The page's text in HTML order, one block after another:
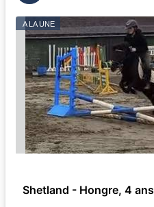
A LA UNE
Shetland - Hongre, 4 ans